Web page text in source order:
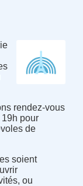
rendez-vous
pour
de
soient
ou